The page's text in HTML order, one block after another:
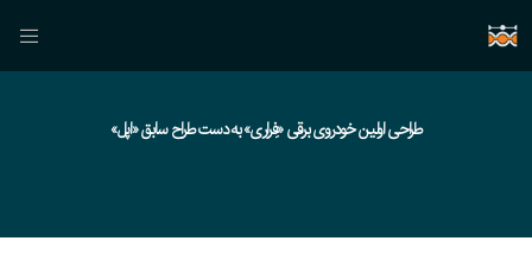
طراحی اولین خودروی برقی «فِراری» به دست طراح سابق «اپل»